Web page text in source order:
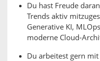
Du hast Freude
Trends aktiv
Generative KI,
moderne Cloud-
Du arbeitest gern